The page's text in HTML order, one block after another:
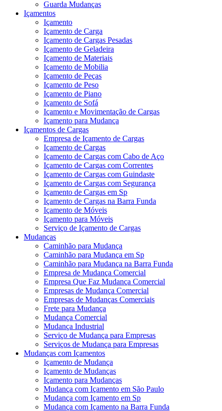
Guarda Mudanças
Içamentos
Içamento
Içamento de Carga
Içamento de Cargas Pesadas
Içamento de Geladeira
Içamento de Materiais
Içamento de Mobilia
Içamento de Peças
Içamento de Peso
Içamento de Piano
Içamento de Sofá
Içamento e Movimentação de Cargas
Içamento para Mudança
Içamentos de Cargas
Empresa de Içamento de Cargas
Içamento de Cargas
Içamento de Cargas com Cabo de Aço
Içamento de Cargas com Correntes
Içamento de Cargas com Guindaste
Içamento de Cargas com Segurança
Içamento de Cargas em Sp
Içamento de Cargas na Barra Funda
Içamento de Móveis
Içamento para Móveis
Serviço de Içamento de Cargas
Mudanças
Caminhão para Mudança
Caminhão para Mudança em Sp
Caminhão para Mudança na Barra Funda
Empresa de Mudança Comercial
Empresa Que Faz Mudança Comercial
Empresas de Mudança Comercial
Empresas de Mudanças Comerciais
Frete para Mudança
Mudança Comercial
Mudança Industrial
Serviço de Mudança para Empresas
Serviços de Mudança para Empresas
Mudanças com Içamentos
Içamento de Mudança
Içamento de Mudanças
Içamento para Mudanças
Mudança com Içamento em São Paulo
Mudança com Içamento em Sp
Mudança com Içamento na Barra Funda